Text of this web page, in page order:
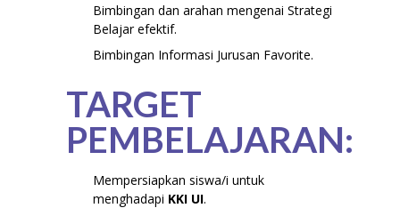
Bimbingan dan arahan mengenai Strategi
Belajar efektif.
Bimbingan Informasi Jurusan Favorite.
TARGET
PEMBELAJARAN:
Mempersiapkan siswa/i untuk
menghadapi KKI UI.